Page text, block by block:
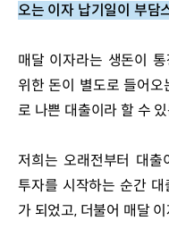
오는 이자 납기일이 부담
매달 이자라는 생돈이
위한 돈이 별도로 들어
로 나쁜 대출이라 할 수
저희는 오래전부터 대출
투자를 시작하는 순간
가 되었고, 더불어 매달